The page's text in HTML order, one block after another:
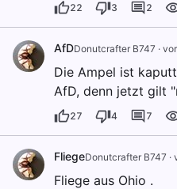
22 3 2
AfDDonutcrafter B747 ·
Die Ampel ist
AfD, denn jetzt gilt
27 4 7
FliegeDonutcrafter B747 ·
Fliege aus Ohio .